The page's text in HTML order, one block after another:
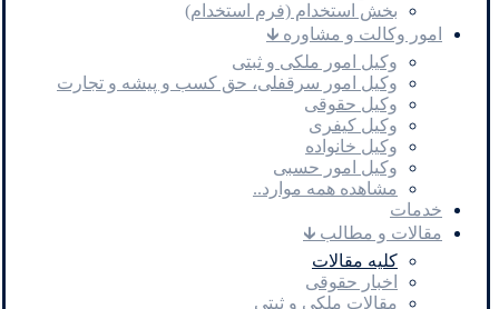
بخش استخدام (فرم استخدام)
امور وکالت و مشاوره 🡳
وکیل امور ملکی و ثبتی
وکیل امور سرقفلی، حق کسب و پیشه و تجارت
وکیل حقوقی
وکیل کیفری
وکیل خانواده
وکیل امور حسبی
مشاهده همه موارد..
خدمات
مقالات و مطالب 🡳
کلیه مقالات
اخبار حقوقی
مقالات ملکی و ثبتی